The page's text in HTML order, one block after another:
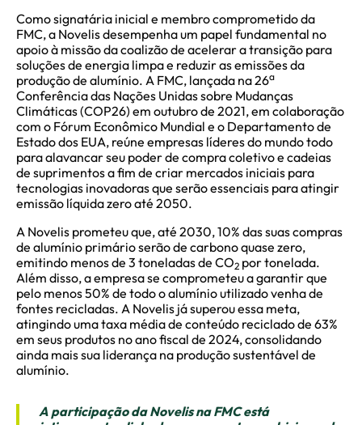
Como signatária inicial e membro comprometido da
FMC, a Novelis desempenha um papel fundamental no
apoio à missão da coalizão de acelerar a transição para
soluções de energia limpa e reduzir as emissões da
produção de alumínio. A FMC, lançada na 26a
Conferência das Nações Unidas sobre Mudanças
Climáticas (COP26) em outubro de 2021, em colaboração
com o Fórum Econômico Mundial e o Departamento de
Estado dos EUA, reúne empresas líderes do mundo todo
para alavancar seu poder de compra coletivo e cadeias
de suprimentos a fim de criar mercados iniciais para
tecnologias inovadoras que serão essenciais para atingir
emissão líquida zero até 2050.
A Novelis prometeu que, até 2030, 10% das suas compras
de alumínio primário serão de carbono quase zero,
emitindo menos de 3 toneladas de CO2 por tonelada.
Além disso, a empresa se comprometeu a garantir que
pelo menos 50% de todo o alumínio utilizado venha de
fontes recicladas. A Novelis já superou essa meta,
atingindo uma taxa média de conteúdo reciclado de 63%
em seus produtos no ano fiscal de 2024, consolidando
ainda mais sua liderança na produção sustentável de
alumínio.
A participação da Novelis na FMC está